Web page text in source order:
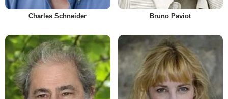
Charles Schneider Bruno Paviot